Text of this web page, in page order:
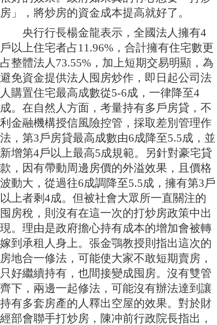
房」，將炒房的資金成本提高就好了。
央行行長楊金龍表示，全國法人擁有4
戶以上住宅者占11.96%，合計擁有住宅數更
占整體法人73.55%，加上短期交易明顯，為
避免資金提供法人囤房炒作，即日起公司法
人購置住宅最高成數從5-6成，一律降至4
成。在自然人方面，考量持有多戶房貸，不
利金融機構授信風險控管，採取差別管理作
法，第3戶房貸最高成數由6成降至5.5成，並
新增第4戶以上最高5成規範。另針對豪宅貸
款，因有帶動周邊房價的外溢效果，且價格
波動大，從過往6成調降至5.5成，擁有第3戶
以上者剩4成。但被社會大眾所一直關注的
囤房稅，則沒有在這一次的打炒房政策中出
現。理由是政府擔心持有成本的增加會被轉
嫁到承租人身上。張金鶚教授則指出這次的
房地合一修法，可能使大家不敢短期賣房，
只好繼續持有，也間接變成囤房。沒有雙管
齊下，兩邊一起修法，可能沒有辦法達到讓
持有多套房產的人釋出空屋的效果。對於財
經部會聯手打炒房，陳冲前行政院長指出，